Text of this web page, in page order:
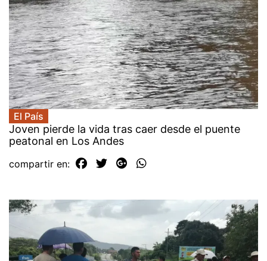
El País
Joven pierde la vida tras caer desde el puente
peatonal en Los Andes
compartir en: